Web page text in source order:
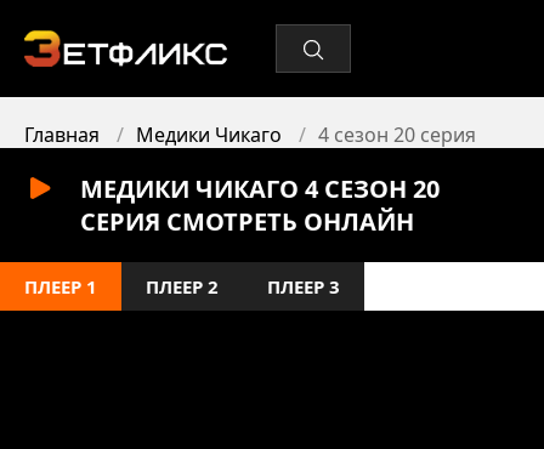
Главная Медики Чикаго 4 сезон 20 серия
МЕДИКИ ЧИКАГО 4 СЕЗОН 20
СЕРИЯ СМОТРЕТЬ ОНЛАЙН
ПЛЕЕР 1 ПЛЕЕР 2 ПЛЕЕР 3